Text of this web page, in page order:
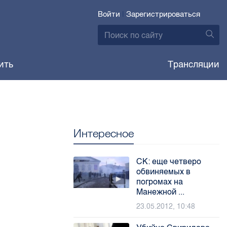
Войти | Зарегистрироваться
Трансляции
Интересное
СК: еще четверо
обвиняемых в
погромах на
Манежной ...
23.05.2012, 10:48